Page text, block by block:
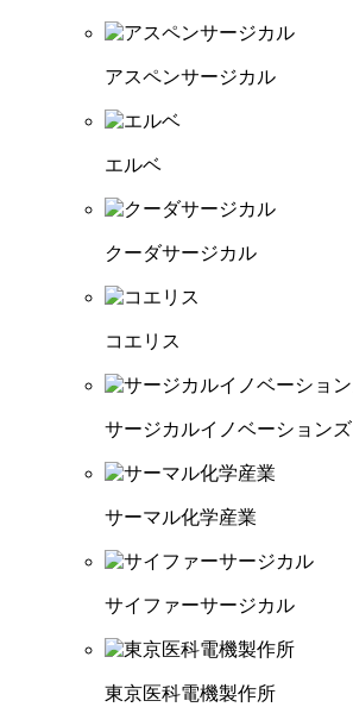
アスペンサージカル
エルベ
クーダサージカル
コエリス
サージカルイノベーションズ
サーマル化学産業
サイファーサージカル
東京医科電機製作所